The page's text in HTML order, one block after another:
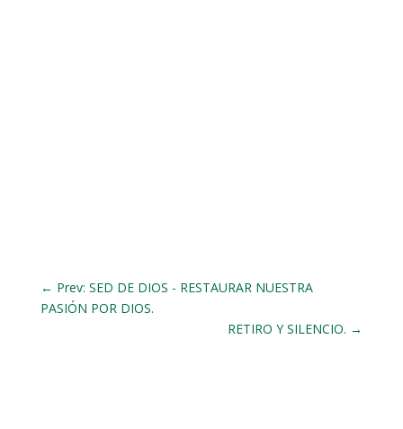
← Prev: SED DE DIOS - RESTAURAR NUESTRA
PASIÓN POR DIOS.
RETIRO Y SILENCIO. →